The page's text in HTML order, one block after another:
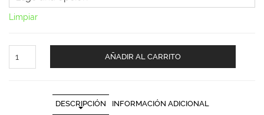
Limpiar
AÑADIR AL CARRITO
DESCRIPCIÓN INFORMACIÓN ADICIONAL